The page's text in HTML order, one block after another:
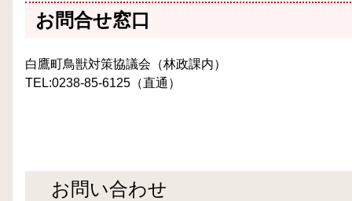
お問合せ窓口
白鷹町鳥獣対策協議会（林政課内）
TEL:0238-85-6125（直通）
お問い合わせ